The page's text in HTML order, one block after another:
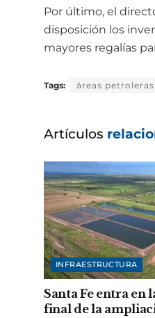
Por último, el
disposición los
mayores regalías
Tags: áreas petroleras
Artículos
INFRAESTRUCTURA
Santa Fe entra en
final de la